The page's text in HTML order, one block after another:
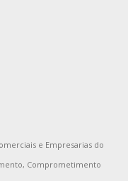
e Empresarias do
Comprometimento